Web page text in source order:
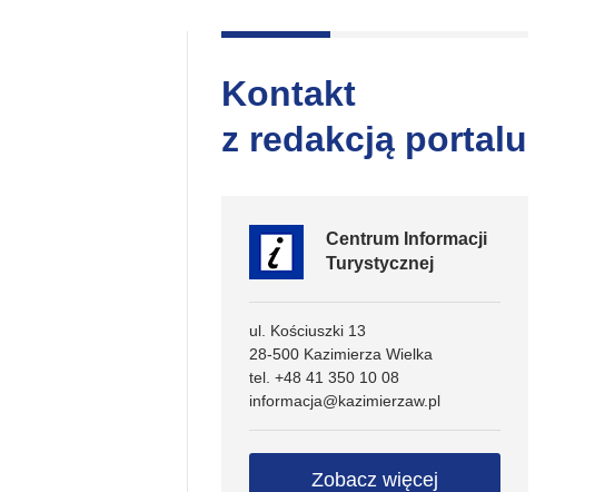
Kontakt
z redakcją portalu
Centrum Informacji
Turystycznej
ul. Kościuszki 13
28-500 Kazimierza Wielka
tel. +48 41 350 10 08
informacja@kazimierzaw.pl
Zobacz więcej